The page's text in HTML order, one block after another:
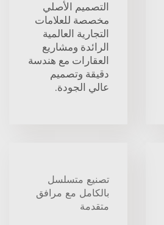
التصميم الأصلي
مخصصة للعلامات
التجارية العالمية
الرائدة ومشاريع
العقارات مع هندسة
دقيقة وتصميم
عالي الجودة.
تصنيع متسلسل
بالكامل مع مرافق
متقدمة